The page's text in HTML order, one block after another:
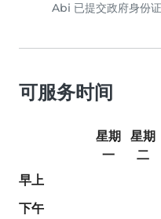
Abi 已提交政府身份
可服务时间
星期
一
星期
二
早上
下午